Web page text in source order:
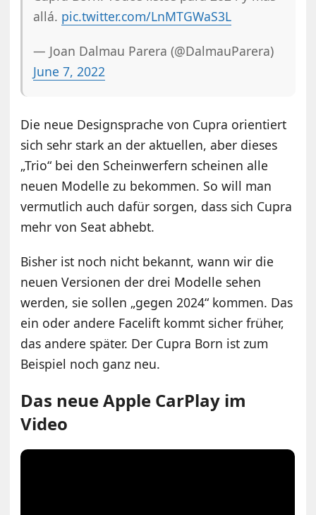
allá. pic.twitter.com/LnMTGWaS3L
— Joan Dalmau Parera (@DalmauParera)
June 7, 2022
Die neue Designsprache von Cupra orientiert
sich sehr stark an der aktuellen, aber dieses
„Trio“ bei den Scheinwerfern scheinen alle
neuen Modelle zu bekommen. So will man
vermutlich auch dafür sorgen, dass sich Cupra
mehr von Seat abhebt.
Bisher ist noch nicht bekannt, wann wir die
neuen Versionen der drei Modelle sehen
werden, sie sollen „gegen 2024“ kommen. Das
ein oder andere Facelift kommt sicher früher,
das andere später. Der Cupra Born ist zum
Beispiel noch ganz neu.
Das neue Apple CarPlay im
Video